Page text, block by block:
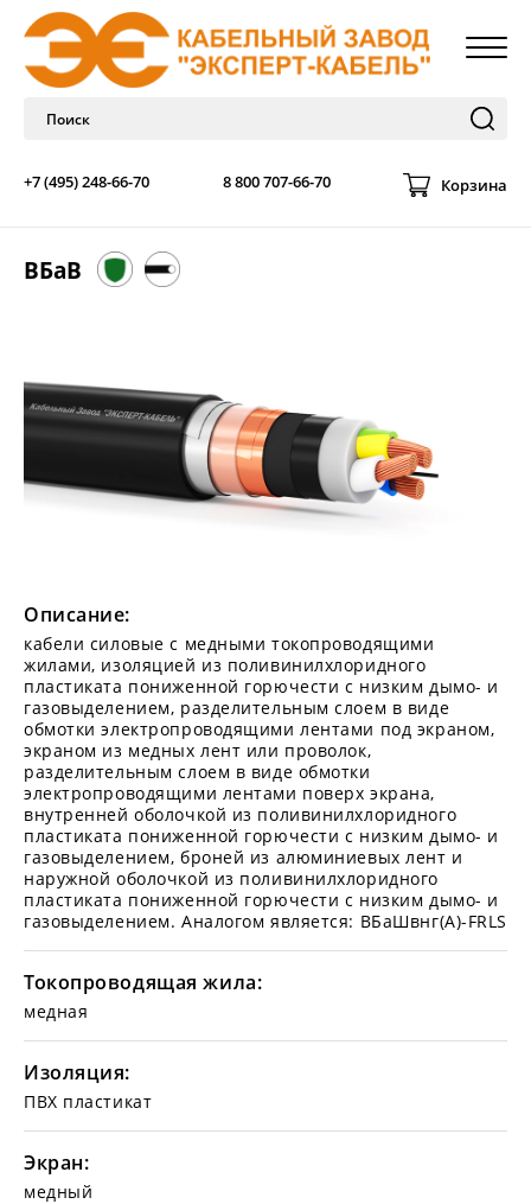
+7 (495) 248-66-70 8 800 707-66-70 Корзина
ВБаВ
Описание:
кабели силовые с медными токопроводящими
жилами, изоляцией из поливинилхлоридного
пластиката пониженной горючести с низким дымо- и
газовыделением, разделительным слоем в виде
обмотки электропроводящими лентами под экраном,
экраном из медных лент или проволок,
разделительным слоем в виде обмотки
электропроводящими лентами поверх экрана,
внутренней оболочкой из поливинилхлоридного
пластиката пониженной горючести с низким дымо- и
газовыделением, броней из алюминиевых лент и
наружной оболочкой из поливинилхлоридного
пластиката пониженной горючести с низким дымо- и
газовыделением. Аналогом является: ВБаШвнг(А)-FRLS
Токопроводящая жила:
медная
Изоляция:
ПВХ пластикат
Экран:
медный